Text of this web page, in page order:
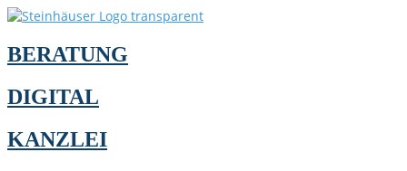
BERATUNG
DIGITAL
KANZLEI